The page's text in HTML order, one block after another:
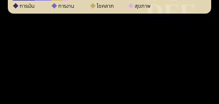
การเงิน การงาน โชคลาภ สุขภาพ